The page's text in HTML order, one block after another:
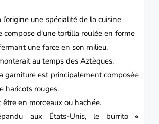
une spécialité de la cuisine
compose d'une tortilla roulée en forme
une farce en son milieu.
au temps des Aztèques.
garniture est principalement composée
haricots rouges.
en morceaux ou hachée.
aux États-Unis, le burrito «